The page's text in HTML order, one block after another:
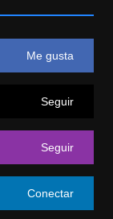
Me gusta
Seguir
Seguir
Conectar